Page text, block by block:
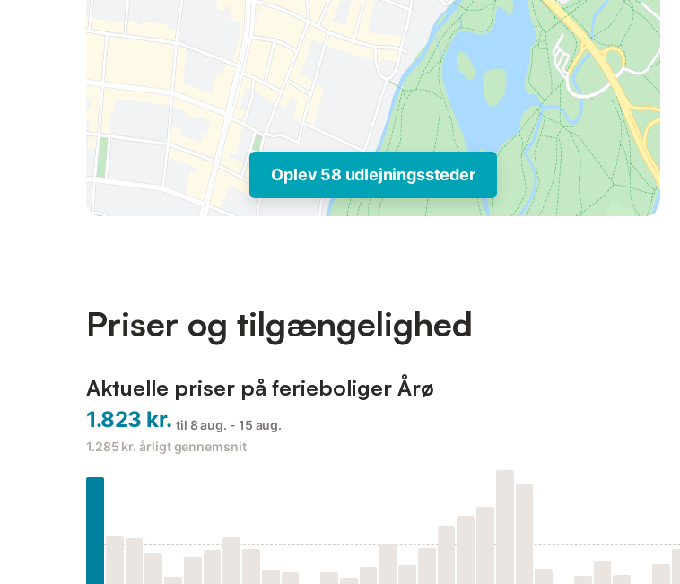
Oplev 58 udlejningssteder
Priser og tilgængelighed
Aktuelle priser på ferieboliger Årø
1.823 kr. til 8 aug. - 15 aug.
1.285 kr. årligt gennemsnit